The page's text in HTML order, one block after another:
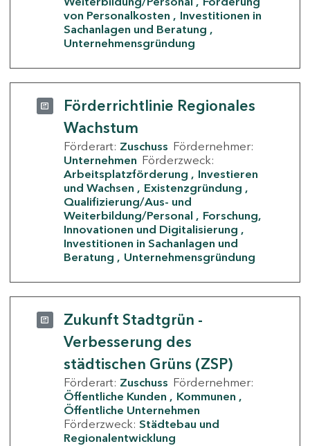
von Personalkosten
Investitionen in
Sachanlagen und Beratung
Unternehmensgründung
Förderrichtlinie Regionales
Wachstum
Förderart: Zuschuss Fördernehmer:
Unternehmen Förderzweck:
Arbeitsplatzförderung
Investieren
und Wachsen
Existenzgründung
Qualifizierung/Aus- und
Weiterbildung/Personal
Forschung,
Innovationen und Digitalisierung
Investitionen in Sachanlagen und
Beratung
Unternehmensgründung
Zukunft Stadtgrün -
Verbesserung des
städtischen Grüns (ZSP)
Förderart: Zuschuss Fördernehmer:
Öffentliche Kunden
Kommunen
Öffentliche Unternehmen
Förderzweck: Städtebau und
Regionalentwicklung